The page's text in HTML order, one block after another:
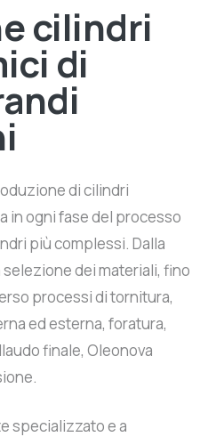
cilindri
di
di cilindri
in ogni fase del processo
più complessi. Dalla
dei materiali, fino
processi di tornitura,
ed esterna, foratura,
finale, Oleonova
specializzato e a